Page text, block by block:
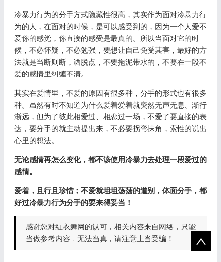
冷暴力行为的分手方式隐藏性很高，其实作为面对冷暴力行
为的人，在面对的时候，是可以感受到的，因为一个人爱不
爱你的感觉，你直接的感受是最真的。所以当面对它的时
候，不必怀疑，不必勉强，要想让自己免受其害，最好的方
法就是当断则断，洒脱点，不要拖泥带水的，不要在一段不
爱的感情里纠缠不清。
其实在爱情里，不爱的原因有很多种，分手的形式也有很多
种。虽然有时不知道为什么爱着爱着就突然无声无息、渐行
渐远，但为了彼此相爱过、相恋过一场，不爱了要直接的表
达，要分手的就主动提出来，不必要拐弯抹角，索性的说出
心里的想法。
无论感情再怎么变化，都不该使用冷暴力去处理一段爱过的
感情。
爱着，且行且珍惜；不爱就坦坦荡荡的道别，体面分手，都
好过冷暴力行为分手的要来得妥当！
感谢您对红衣舞网的认可，相关内容来自网络，只能
当做参考内容，无法当真，请注意上当受骗！